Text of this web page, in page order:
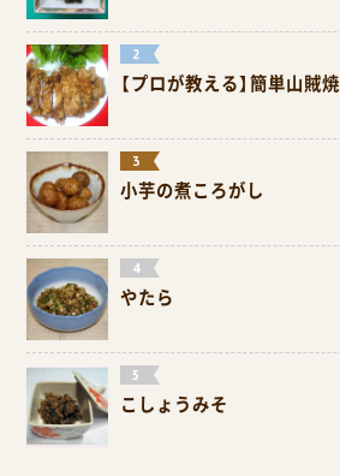
【プロが教える】簡単山賊焼
小芋の煮ころがし
やたら
こしょうみそ